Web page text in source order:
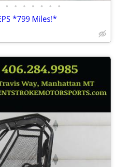
• • • • • • •
*799 Miles!*